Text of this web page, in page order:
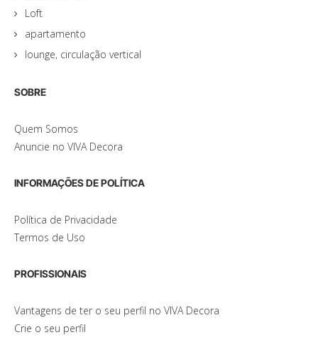
Loft
apartamento
lounge, circulação vertical
SOBRE
Quem Somos
Anuncie no VIVA Decora
INFORMAÇÕES DE POLÍTICA
Política de Privacidade
Termos de Uso
PROFISSIONAIS
Vantagens de ter o seu perfil no VIVA Decora
Crie o seu perfil